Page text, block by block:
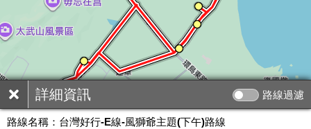
詳細資訊 路線過濾
路線名稱： 台灣好行-E線-風獅爺主題(下午)路線